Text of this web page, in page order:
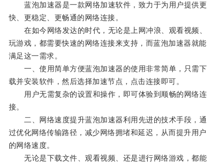
蓝泡加速器是一款网络加速软件，致力于为用户提供更
快、更稳定、更畅通的网络连接。
在如今网络发达的时代，无论是上网冲浪、观看视频、
玩游戏，都需要快速的网络连接来支持，而蓝泡加速器就能
满足这一需求。
一、使用简单方便蓝泡加速器的使用非常简单，只需下
载并安装软件，然后选择加速节点，点击连接即可。
用户无需复杂的设置和操作，即可体验到顺畅的网络连
接。
二、网络速度提升蓝泡加速器利用先进的技术手段，通
过优化网络传输路径，减少网络拥堵和延迟，从而提升用户
的网络速度。
无论是下载文件、观看视频、还是进行网络游戏，都能